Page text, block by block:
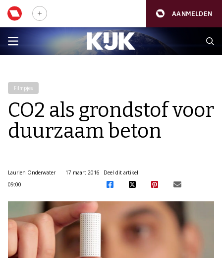
AANMELDEN
Filmpjes
CO2 als grondstof voor
duurzaam beton
Laurien Onderwater
17 maart 2016
09:00
Deel dit artikel: